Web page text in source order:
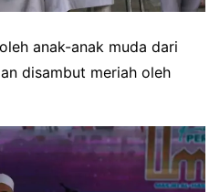
anak-anak muda dari
disambut meriah oleh